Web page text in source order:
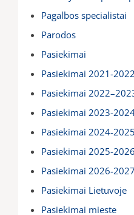
Pagalbos specialistai
Parodos
Pasiekimai
Pasiekimai 2021-
Pasiekimai
Pasiekimai 2023-
Pasiekimai 2024-
Pasiekimai 2025-
Pasiekimai 2026-
Pasiekimai Lietuvoje
Pasiekimai mieste